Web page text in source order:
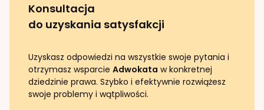
Konsultacja
do uzyskania satysfakcji
Uzyskasz odpowiedzi na wszystkie swoje pytania i
otrzymasz wsparcie Adwokata w konkretnej
dziedzinie prawa. Szybko i efektywnie rozwiążesz
swoje problemy i wątpliwości.